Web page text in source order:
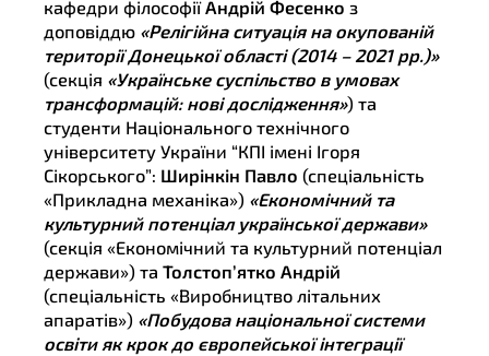
кафедри філософіїАндрій Фесенко з
доповіддю «Релігійна ситуація на окупованій
території Донецької області (2014 – 2021 рр.)»
(секція «Українське суспільство в умовах
трансформацій: нові дослідження») та
студенти Національного технічного
університету України “КПІ імені Ігоря
Сікорського”: Ширінкін Павло (спеціальність
«Прикладна механіка») «Економічний та
культурний потенціал української держави»
(секція «Економічний та культурний потенціал
держави») та Толстоп’ятко Андрій
(спеціальність «Виробництво літальних
апаратів») «Побудова національної системи
освіти як крок до європейської інтеграції